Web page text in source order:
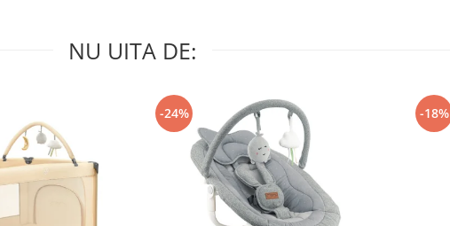
NU UITA DE:
-24% -18%